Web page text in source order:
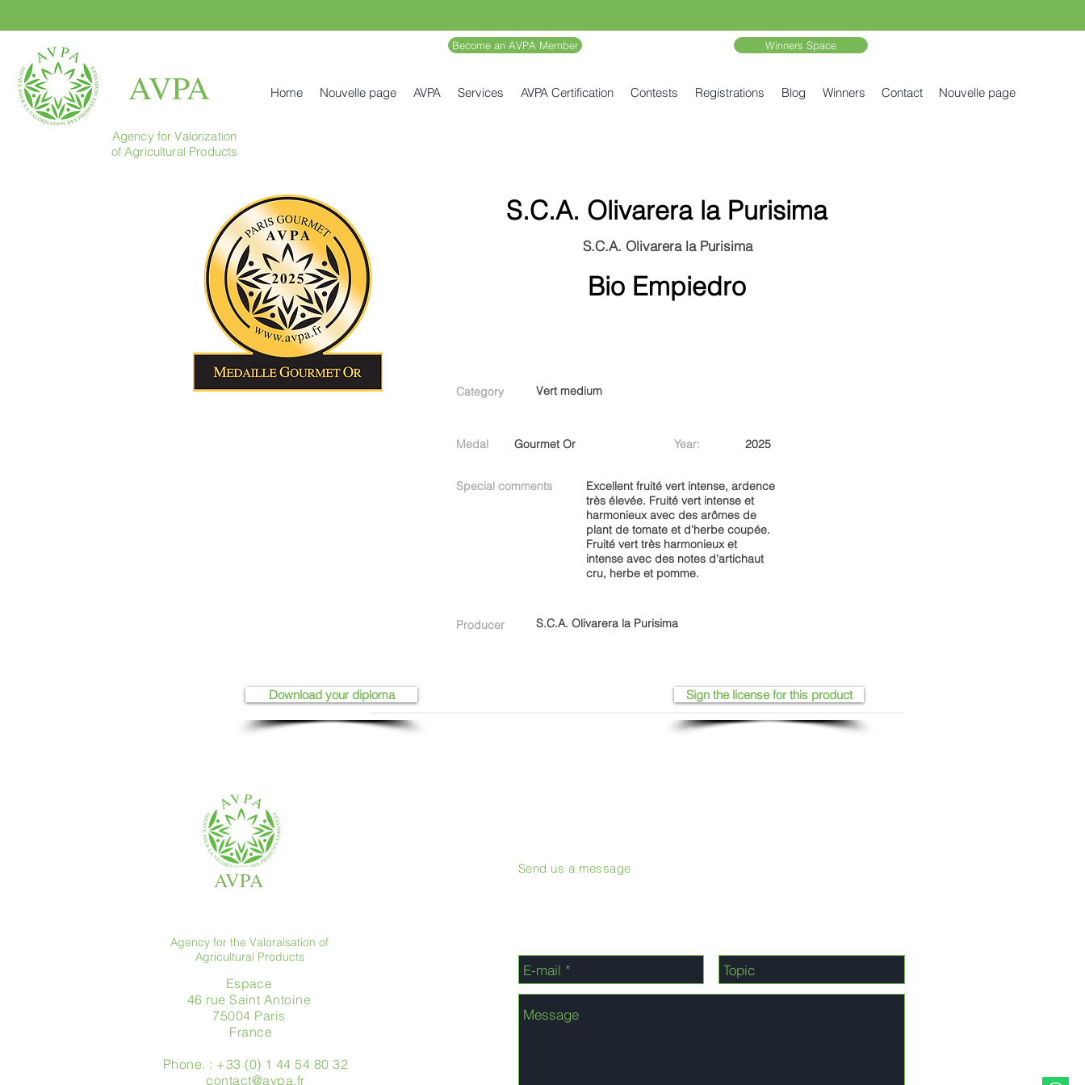
AVPA
Become an AVPA Member Winners Space
Home Nouvelle page AVPA Services AVPA Certification Contests Registrations Blog Winners Contact Nouvelle page
Agency for Valorization
of Agricultural Products
S.C.A. Olivarera la Purisima
S.C.A. Olivarera la Purisima
Bio Empiedro
Category Vert medium
Medal Gourmet Or Year: 2025
Special comments
Excellent fruité vert intense, ardence
très élevée. Fruité vert intense et
harmonieux avec des arômes de
plant de tomate et d'herbe coupée.
Fruité vert très harmonieux et
intense avec des notes d'artichaut
cru, herbe et pomme.
Producer S.C.A. Olivarera la Purisima
Sign the license for this product
Download your diploma
AVPA
Agency for the Valoraisation of
Agricultural Products
Espace
46 rue Saint Antoine
75004 Paris
​ France
Phone. : +33 (0) 1 44 54 80 32
contact@avpa.fr
Send us a message